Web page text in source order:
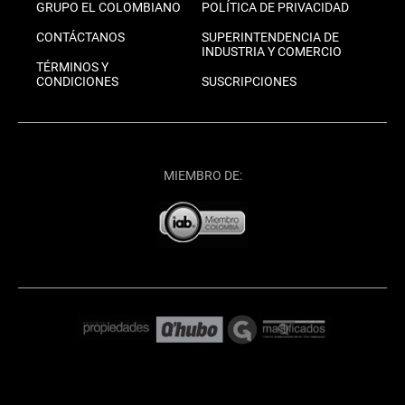
GRUPO EL COLOMBIANO
CONTÁCTANOS
TÉRMINOS Y
CONDICIONES
POLÍTICA DE PRIVACIDAD
SUPERINTENDENCIA DE
INDUSTRIA Y COMERCIO
SUSCRIPCIONES
MIEMBRO DE: